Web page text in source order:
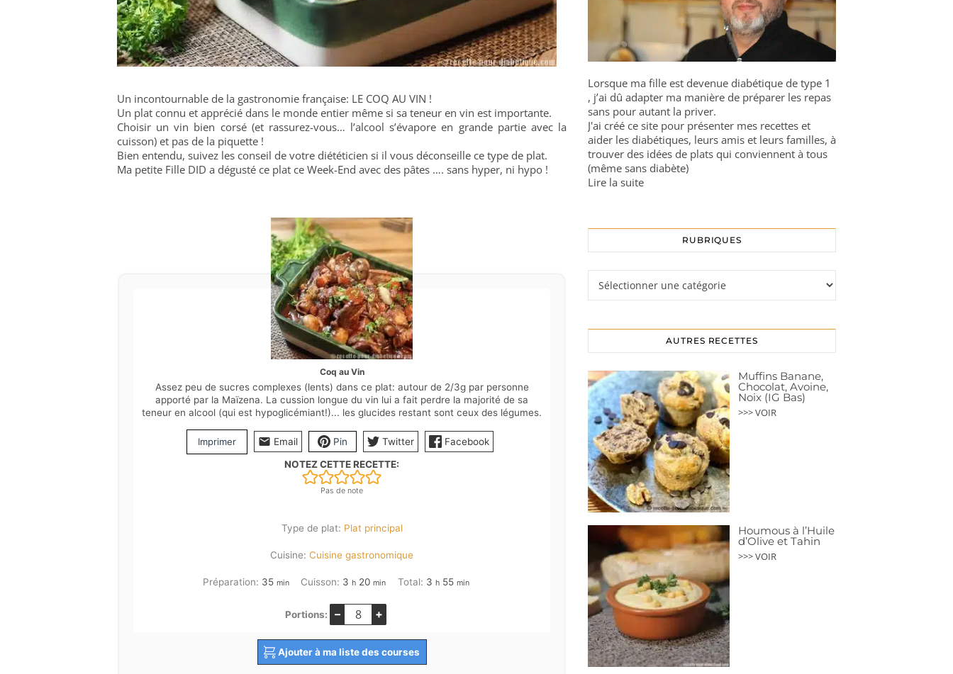
Un incontournable de la gastronomie française: LE COQ AU VIN !
Un plat connu et apprécié dans le monde entier même si sa teneur en vin est importante.
Choisir un vin bien corsé (et rassurez-vous… l’alcool s’évapore en grande partie avec la
cuisson) et pas de la piquette !
Bien entendu, suivez les conseil de votre diététicien si il vous déconseille ce type de plat.
Ma petite Fille DID a dégusté ce plat ce Week-End avec des pâtes …. sans hyper, ni hypo !
Coq au Vin
Assez peu de sucres complexes (lents) dans ce plat: autour de 2/3g par personne
apporté par la Maïzena. La cussion longue du vin lui a fait perdre la majorité de sa
teneur en alcool (qui est hypoglicémiant!)... les glucides restant sont ceux des légumes.
Imprimer Email Pin Twitter
Facebook
NOTEZ CETTE RECETTE:
Pas de note
Type de plat: Plat principal
Cuisine: Cuisine gastronomique
Préparation: 35minutes
min Cuisson: 3 heures
h 20minutes
min Total: 3heures
h 55minutes
min
Portions: – +
Ajouter à ma liste des courses
Lorsque ma fille est devenue diabétique de type 1
, j’ai dû adapter ma manière de préparer les repas
sans pour autant la priver.
J'ai créé ce site pour présenter mes recettes et
aider les diabétiques, leurs amis et leurs familles, à
trouver des idées de plats qui conviennent à tous
(même sans diabète)
Lire la suite
RUBRIQUES
AUTRES RECETTES
Muffins Banane,
Chocolat, Avoine,
Noix (IG Bas)
>>> VOIR
Houmous à l’Huile
d’Olive et Tahin
>>> VOIR